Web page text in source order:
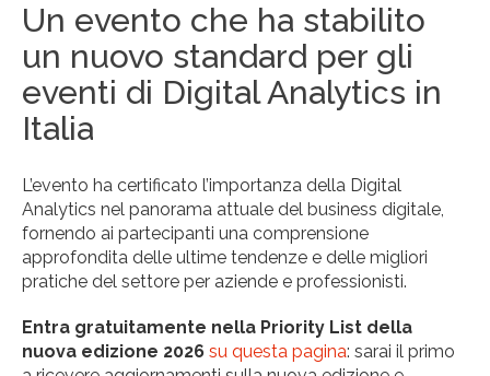
Un evento che ha stabilito
un nuovo standard per gli
eventi di Digital Analytics in
Italia
L’evento ha certificato l’importanza della Digital
Analytics nel panorama attuale del business digitale,
fornendo ai partecipanti una comprensione
approfondita delle ultime tendenze e delle migliori
pratiche del settore per aziende e professionisti.
Entra gratuitamente nella Priority List della
nuova edizione 2026 su questa pagina: sarai il primo